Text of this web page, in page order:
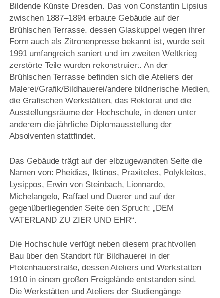
Bildende Künste Dresden. Das von Constantin Lipsius
zwischen 1887–1894 erbaute Gebäude auf der
Brühlschen Terrasse, dessen Glaskuppel wegen ihrer
Form auch als Zitronenpresse bekannt ist, wurde seit
1991 umfangreich saniert und im zweiten Weltkrieg
zerstörte Teile wurden rekonstruiert. An der
Brühlschen Terrasse befinden sich die Ateliers der
Malerei/Grafik/Bildhauerei/andere bildnerische Medien,
die Grafischen Werkstätten, das Rektorat und die
Ausstellungsräume der Hochschule, in denen unter
anderem die jährliche Diplomausstellung der
Absolventen stattfindet.
Das Gebäude trägt auf der elbzugewandten Seite die
Namen von: Pheidias, Iktinos, Praxiteles, Polykleitos,
Lysippos, Erwin von Steinbach, Lionnardo,
Michelangelo, Raffael und Duerer und auf der
gegenüberliegenden Seite den Spruch: „DEM
VATERLAND ZU ZIER UND EHR“.
Die Hochschule verfügt neben diesem prachtvollen
Bau über den Standort für Bildhauerei in der
Pfotenhauerstraße, dessen Ateliers und Werkstätten
1910 in einem großen Freigelände entstanden sind.
Die Werkstätten und Ateliers der Studiengänge